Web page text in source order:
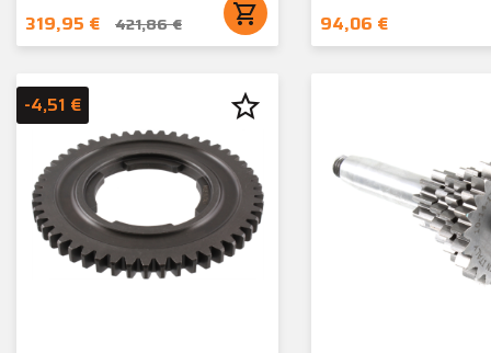
319,95 € 421,86 € shopping_cart 94,06 €
-4,51 € star_border